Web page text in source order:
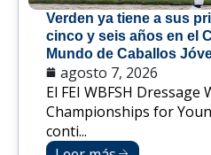
Verden ya tiene a sus
cinco y seis años en el
Mundo de Caballos
agosto 7, 2026
El FEI WBFSH
Championships for
conti...